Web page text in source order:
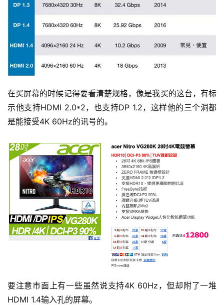
在买屏幕的时候记得要看清楚规格，像是我买的这台，有标
示他支持HDMI 2.0*2，也支持DP 1.2，这样他的三个洞都
是能接受4K 60Hz的讯号的。
要注意市面上有一些虽然说支持4K 60Hz，但却附了一堆
HDMI 1.4输入孔的屏幕。